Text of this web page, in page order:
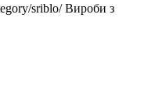
sriblo/Вироби з